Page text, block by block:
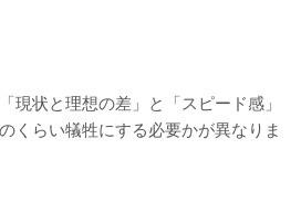
現状と理想の差」と「スピード感」
くらい犠牲にする必要かが異なりま